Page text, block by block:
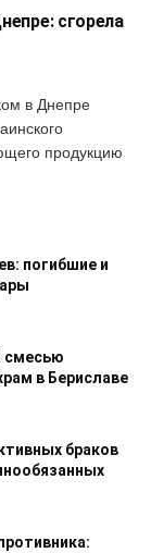
сгорела
в Днепре
продукцию
погибшие и
смесью
в Бериславе
браков